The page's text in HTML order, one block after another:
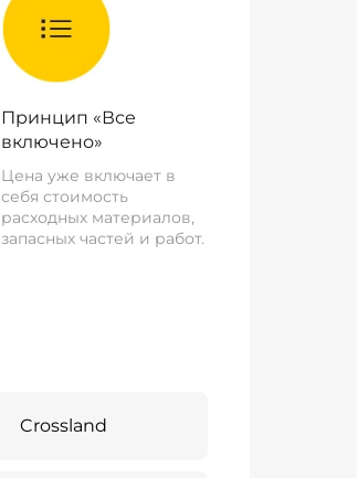
Принцип «Все
включено»
Цена уже включает в
себя стоимость
расходных материалов,
запасных частей и работ.
Crossland